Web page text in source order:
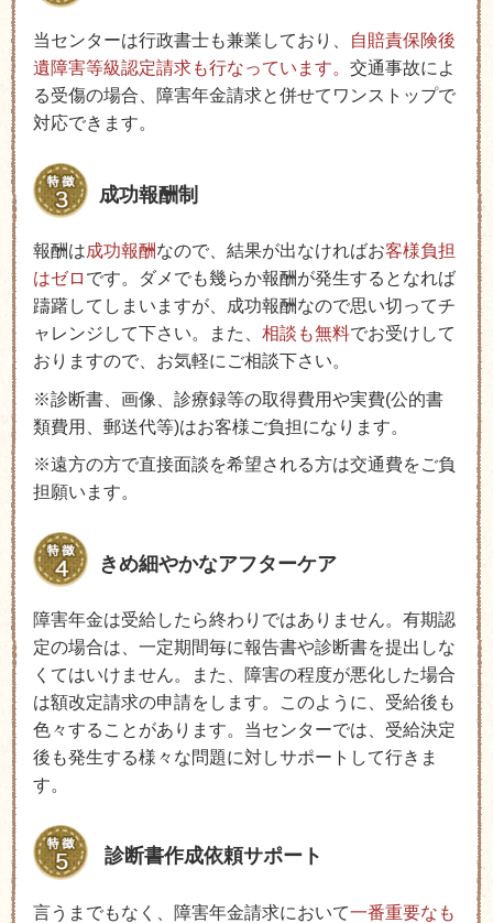
当センターは行政書士も兼業しており、
自賠責保険後
遺障害等級認定請求も行なっています。 交通事故によ
る受傷の場合、障害年金請求と併せてワンストップで
対応できます。
成功報酬制
報酬は成功報酬なので、結果が出なければお客様負担
はゼロ です。ダメでも幾らか報酬が発生するとなれば
躊躇してしまいますが、成功報酬なので思い切ってチ
ャレンジして下さい。また、 相談も無料でお受けして
おりますので、お気軽にご相談下さい。
※診断書、画像、診療録等の取得費用や実費(公的書
類費用、郵送代等)はお客様ご負担になります。
※遠方の方で直接面談を希望される方は交通費をご負
担願います。
きめ細やかなアフターケア
障害年金は受給したら終わりではありません。有期認
定の場合は、一定期間毎に報告書や診断書を提出しな
くてはいけません。また、障害の程度が悪化した場合
は額改定請求の申請をします。このように、受給後も
色々することがあります。当センターでは、受給決定
後も発生する様々な問題に対しサポートして行きま
す。
診断書作成依頼サポート
言うまでもなく、障害年金請求において一番重要なも